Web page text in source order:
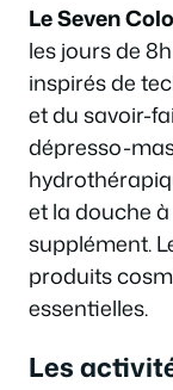
Le Seven
les jours de
inspirés de
et du savoir-
dépresso-
et la douche
supplément.
produits
essentielles.
Les